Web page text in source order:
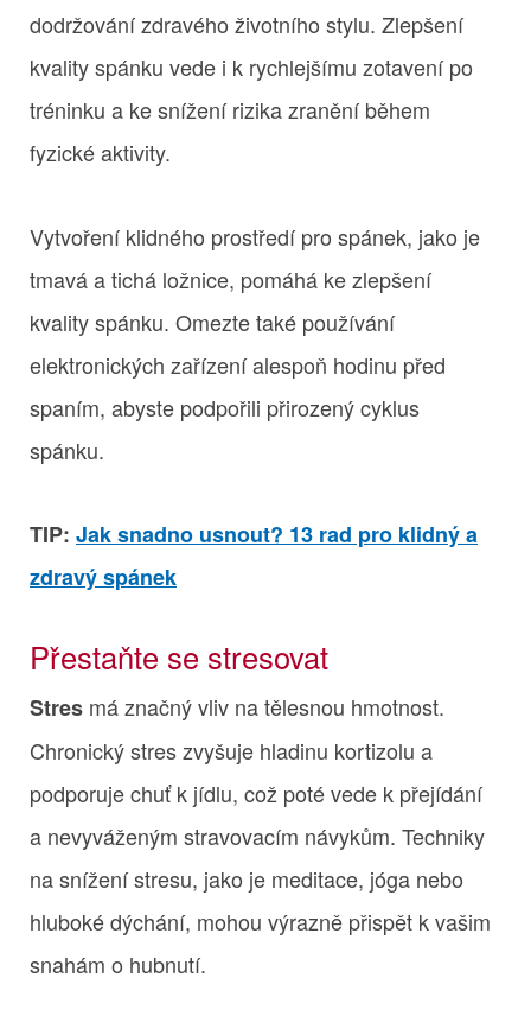
dodržování zdravého životního stylu. Zlepšení
kvality spánku vede i k rychlejšímu zotavení po
tréninku a ke snížení rizika zranění během
fyzické aktivity.
Vytvoření klidného prostředí pro spánek, jako je
tmavá a tichá ložnice, pomáhá ke zlepšení
kvality spánku. Omezte také používání
elektronických zařízení alespoň hodinu před
spaním, abyste podpořili přirozený cyklus
spánku.
TIP: Jak snadno usnout? 13 rad pro klidný a
zdravý spánek
Přestaňte se stresovat
Stres má značný vliv na tělesnou hmotnost.
Chronický stres zvyšuje hladinu kortizolu a
podporuje chuť k jídlu, což poté vede k přejídání
a nevyváženým stravovacím návykům. Techniky
na snížení stresu, jako je meditace, jóga nebo
hluboké dýchání, mohou výrazně přispět k vašim
snahám o hubnutí.